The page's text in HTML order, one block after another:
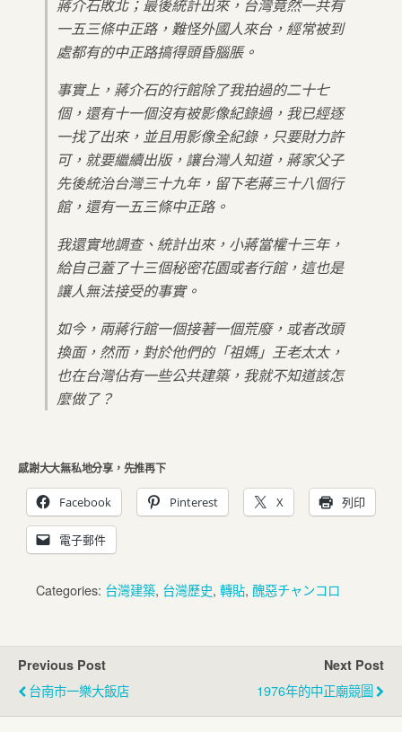
蔣介石敗北；最後統計出來，台灣竟然一共有
一五三條中正路，難怪外國人來台，經常被到
處都有的中正路搞得頭昏腦脹。
事實上，蔣介石的行館除了我拍過的二十七
個，還有十一個沒有被影像紀錄過，我已經逐
一找了出來，並且用影像全紀錄，只要財力許
可，就要繼續出版，讓台灣人知道，蔣家父子
先後統治台灣三十九年，留下老蔣三十八個行
館，還有一五三條中正路。
我還實地調查、統計出來，小蔣當權十三年，
給自己蓋了十三個秘密花園或者行館，這也是
讓人無法接受的事實。
如今，兩蔣行館一個接著一個荒廢，或者改頭
換面，然而，對於他們的「祖媽」王老太太，
也在台灣佔有一些公共建築，我就不知道該怎
麼做了？
感謝大大無私地分享，先推再下
Facebook Pinterest X 列印
電子郵件
Categories: 台灣建築, 台灣歷史, 轉貼, 醜惡チャンコロ
Previous Post
台南市一樂大飯店
Next Post
1976年的中正廟競圖